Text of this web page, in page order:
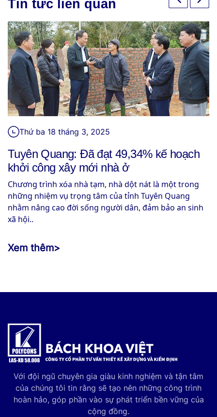
Tin tức liên quan
Thứ ba 18 tháng 3, 2025
Tuyên Quang: Đã đạt 49,34% kế hoạch
khởi công xây mới nhà ở
Chương trình xóa nhà tạm, nhà dột nát là một trong
những nhiệm vụ trọng tâm của tỉnh Tuyên Quang
nhằm nâng cao đời sống người dân, đảm bảo an sinh
xã hội..
Xem thêm>
Với đội ngũ chuyên gia giàu kinh nghiệm và tận tâm
của chúng tôi tin rằng sẽ tạo nên những công trình
hoàn hảo, góp phần vào sự phát triển bền vững của
cộng đồng.